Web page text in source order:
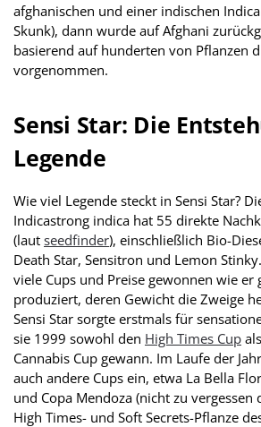
afghanischen und einer indischen
Skunk), dann wurde auf Afghani
basierend auf hunderten von Pflanzen
vorgenommen.
Sensi Star: Die
Legende
Wie viel Legende steckt in Sensi Star?
Indicastrong indica hat 55 direkte
(laut seedfinder), einschließlich Bio-
Death Star, Sensitron und Lemon
viele Cups und Preise gewonnen wie er
produziert, deren Gewicht die Zweige
Sensi Star sorgte erstmals für
sie 1999 sowohl den High Times Cup
Cannabis Cup gewann. Im Laufe der
auch andere Cups ein, etwa La Bella
und Copa Mendoza (nicht zu vergessen
High Times- und Soft Secrets-Pflanze